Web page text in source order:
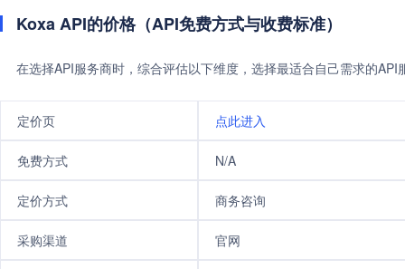
Koxa API的价格（API免费方式与收费标准）
在选择API服务商时，综合评估以下维度，选择最适合自己需求的
定价页 点此进入
免费方式 N/A
定价方式 商务咨询
采购渠道 官网